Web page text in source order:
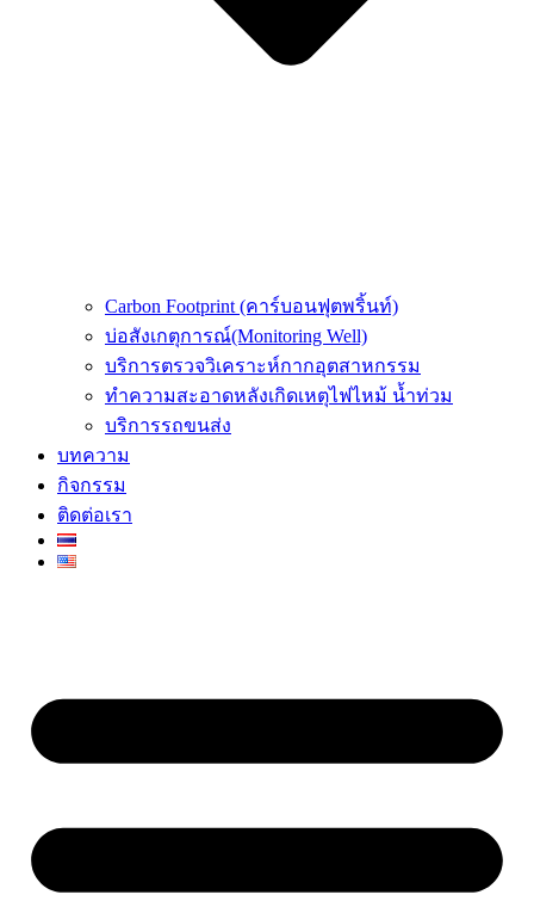
Carbon Footprint (คาร์บอนฟุตพริ้นท์)
บ่อสังเกตุการณ์(Monitoring Well)
บริการตรวจวิเคราะห์กากอุตสาหกรรม
ทำความสะอาดหลังเกิดเหตุไฟไหม้ น้ำท่วม
บริการรถขนส่ง
บทความ
กิจกรรม
ติดต่อเรา